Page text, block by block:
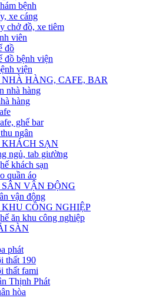
bệnh
xe cáng
chở đồ, xe tiêm
viên
đồ
đồ bệnh viện
viện
HÀNG, CAFE, BAR
nhà hàng
hàng
ghế bar
ngân
SẠN
ngủ, tab giường
khách sạn
quần áo
VẬN ĐỘNG
vận động
CÔNG NGHIỆP
ăn khu công nghiệp
SÀN
phát
thất 190
thất fami
Thịnh Phát
hòa